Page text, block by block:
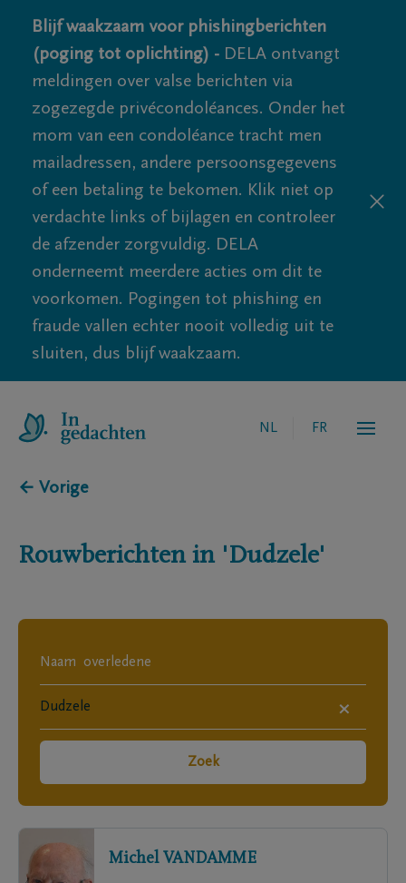
Blijf waakzaam voor phishingberichten
(poging tot oplichting) - DELA ontvangt
meldingen over valse berichten via
zogezegde privécondoléances. Onder het
mom van een condoléance tracht men
mailadressen, andere persoonsgegevens
of een betaling te bekomen. Klik niet op
verdachte links of bijlagen en controleer
de afzender zorgvuldig. DELA
onderneemt meerdere acties om dit te
voorkomen. Pogingen tot phishing en
fraude vallen echter nooit volledig uit te
sluiten, dus blijf waakzaam.
NL FR
← Vorige
Rouwberichten in 'Dudzele'
×
Zoek
Michel VANDAMME